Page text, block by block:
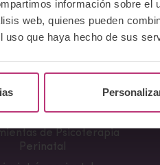
información sobre el
web, quienes pueden
uso que haya hecho de sus
Cursos
Neurociencia de la
y aplicaciones clínicas
en Salud Mental
Perinatal
de Psicoterapia
Perinatal